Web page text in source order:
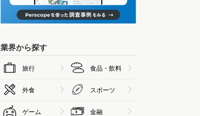
業界から探す
旅行 食品・飲料
外食 スポーツ
ゲーム 金融